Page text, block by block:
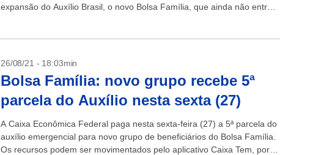
expansão do Auxílio Brasil, o novo Bolsa Família, que ainda não entrou
26/08/21 - 18:03min
Bolsa Família: novo grupo recebe 5ª
parcela do Auxílio nesta sexta (27)
A Caixa Econômica Federal paga nesta sexta-feira (27) a 5ª parcela do
auxílio emergencial para novo grupo de beneficiários do Bolsa Família.
Os recursos podem ser movimentados pelo aplicativo Caixa Tem, por